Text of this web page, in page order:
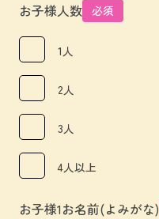
お子様人数 必須
1人
2人
3人
4人以上
お子様1お名前(よみがな)